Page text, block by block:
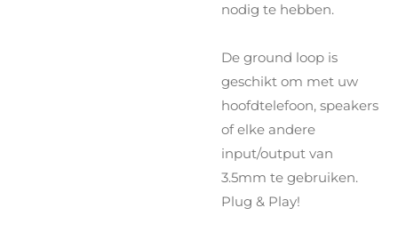
nodig te hebben.
De ground loop is
geschikt om met uw
hoofdtelefoon, speakers
of elke andere
input/output van
3.5mm te gebruiken.
Plug & Play!